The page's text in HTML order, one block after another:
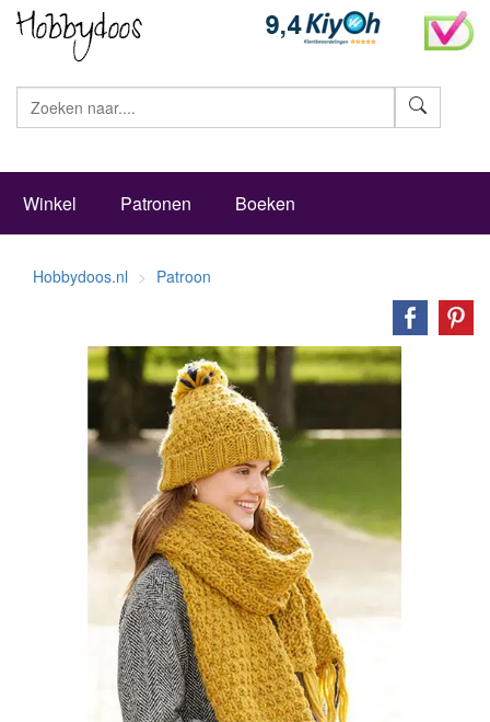
Winkel Patronen Boeken
Hobbydoos.nl Patroon